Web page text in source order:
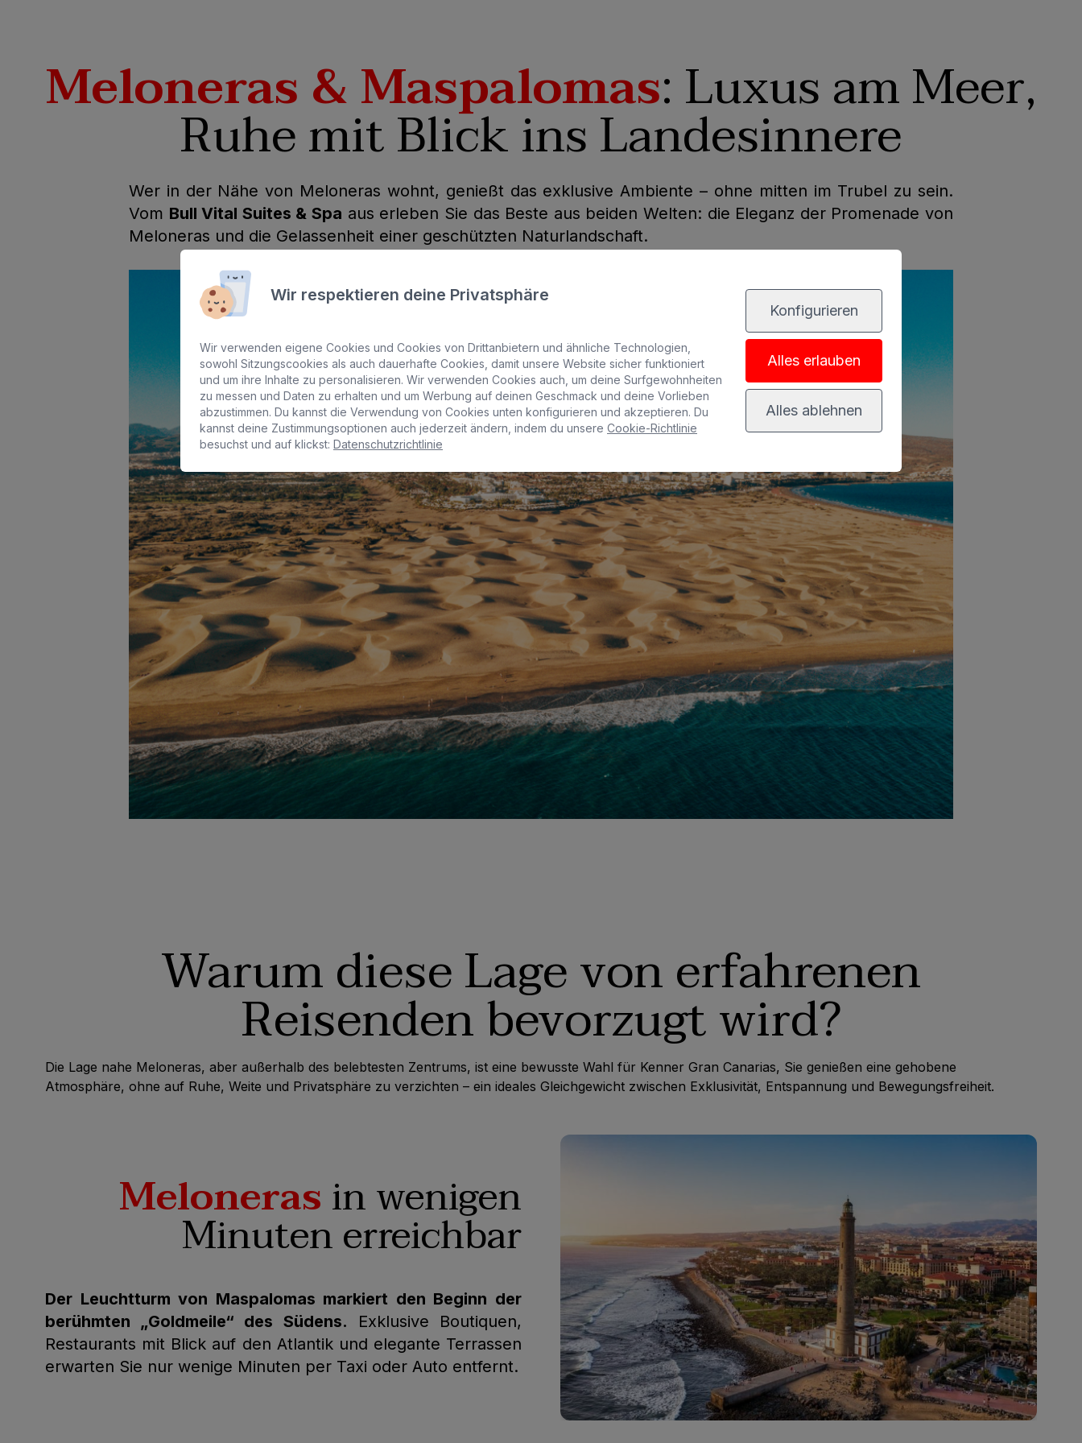
Meloneras & Maspalomas: Luxus am Meer,
Ruhe mit Blick ins Landesinnere
Wer in der Nähe von Meloneras wohnt, genießt das exklusive Ambiente – ohne mitten im Trubel zu sein.
Vom Bull Vital Suites & Spa aus erleben Sie das Beste aus beiden Welten: die Eleganz der Promenade von
Meloneras und die Gelassenheit einer geschützten Naturlandschaft.
Warum diese Lage von erfahrenen
Reisenden bevorzugt wird?
Die Lage nahe Meloneras, aber außerhalb des belebtesten Zentrums, ist eine bewusste Wahl für Kenner Gran Canarias, Sie genießen eine gehobene
Atmosphäre, ohne auf Ruhe, Weite und Privatsphäre zu verzichten – ein ideales Gleichgewicht zwischen Exklusivität, Entspannung und Bewegungsfreiheit.
Melonerasin wenigen
Minuten erreichbar
Der Leuchtturm von Maspalomas markiert den Beginn der
berühmten „Goldmeile“ des Südens. Exklusive Boutiquen,
Restaurants mit Blick auf den Atlantik und elegante Terrassen
erwarten Sie nur wenige Minuten per Taxi oder Auto entfernt.
Wir respektieren deine Privatsphäre
Wir verwenden eigene Cookies und Cookies von Drittanbietern und ähnliche Technologien,
sowohl Sitzungscookies als auch dauerhafte Cookies, damit unsere Website sicher funktioniert
und um ihre Inhalte zu personalisieren. Wir verwenden Cookies auch, um deine Surfgewohnheiten
zu messen und Daten zu erhalten und um Werbung auf deinen Geschmack und deine Vorlieben
abzustimmen. Du kannst die Verwendung von Cookies unten konfigurieren und akzeptieren. Du
kannst deine Zustimmungsoptionen auch jederzeit ändern, indem du unsere Cookie-Richtlinie
besuchst und auf klickst: Datenschutzrichtlinie
Konfigurieren
Alles erlauben
Alles ablehnen